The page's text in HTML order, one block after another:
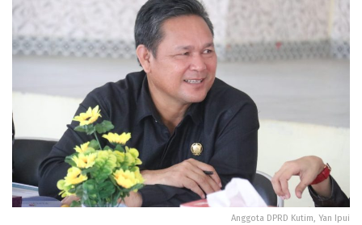
Anggota DPRD Kutim, Yan Ipui